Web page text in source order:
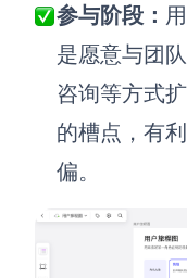
参与阶段：
是愿意与团
咨询等方式
的槽点，有
偏。